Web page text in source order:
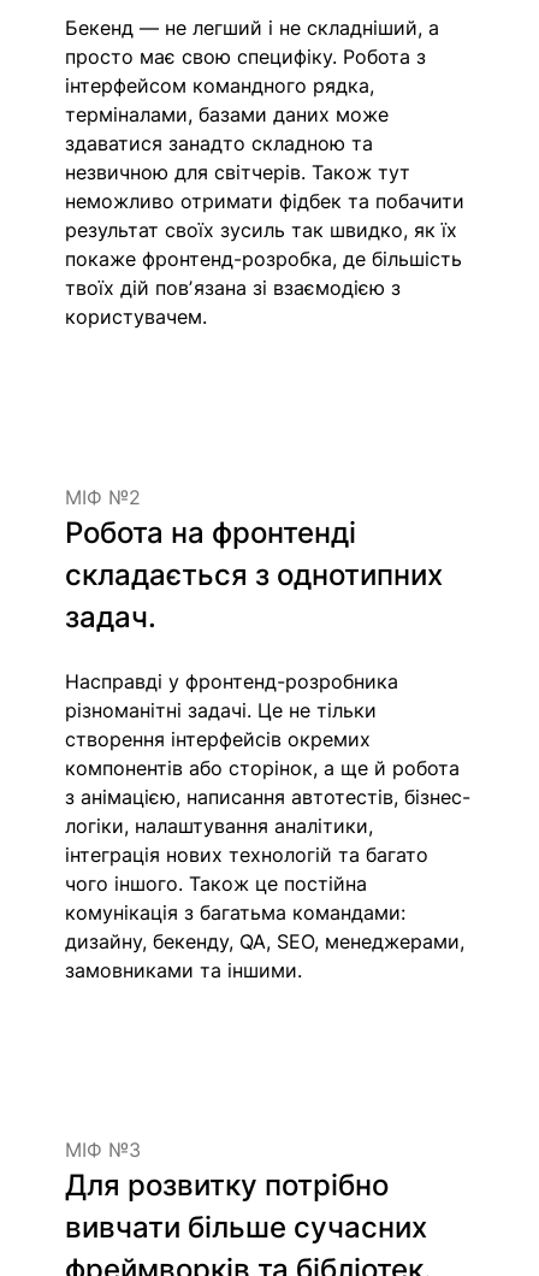
Бекенд — не легший і не складніший, а
просто має свою специфіку. Робота з
інтерфейсом командного рядка,
терміналами, базами даних може
здаватися занадто складною та
незвичною для світчерів. Також тут
неможливо отримати фідбек та побачити
результат своїх зусиль так швидко, як їх
покаже фронтенд-розробка, де більшість
твоїх дій повʼязана зі взаємодією з
користувачем.
МІФ №2
Робота на фронтенді
складається з однотипних
задач.
Насправді у фронтенд-розробника
різноманітні задачі. Це не тільки
створення інтерфейсів окремих
компонентів або сторінок, а ще й робота
з анімацією, написання автотестів, бізнес-
логіки, налаштування аналітики,
інтеграція нових технологій та багато
чого іншого. Також це постійна
комунікація з багатьма командами:
дизайну, бекенду, QA, SEO, менеджерами,
замовниками та іншими.
МІФ №3
Для розвитку потрібно
вивчати більше сучасних